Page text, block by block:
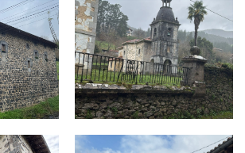
2.jpg UGALDE - CAPILLA.jpg
10.jpgUGALDE - IBARRA, 13.jpeg